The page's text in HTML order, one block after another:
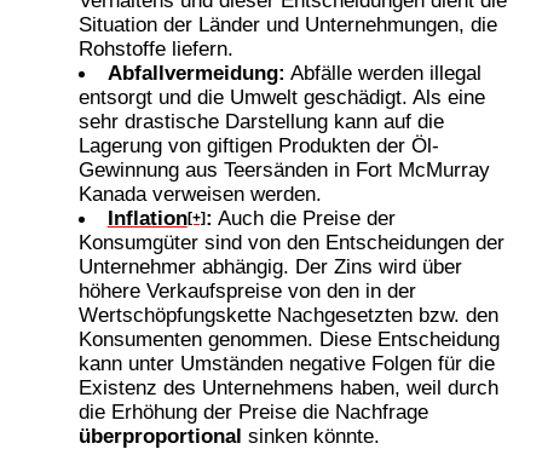
Situation der Länder und Unternehmungen, die
Rohstoffe liefern.
Abfallvermeidung: Abfälle werden illegal
entsorgt und die Umwelt geschädigt. Als eine
sehr drastische Darstellung kann auf die
Lagerung von giftigen Produkten der Öl-
Gewinnung aus Teersänden in Fort McMurray
Kanada verweisen werden.
Inflation[+]: Auch die Preise der
Konsumgüter sind von den Entscheidungen der
Unternehmer abhängig. Der Zins wird über
höhere Verkaufspreise von den in der
Wertschöpfungskette Nachgesetzten bzw. den
Konsumenten genommen. Diese Entscheidung
kann unter Umständen negative Folgen für die
Existenz des Unternehmens haben, weil durch
die Erhöhung der Preise die Nachfrage
überproportional sinken könnte.